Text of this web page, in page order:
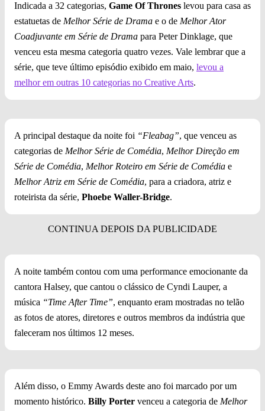
Indicada a 32 categorias, Game Of Thrones levou para casa as
estatuetas de Melhor Série de Drama e o de Melhor Ator
Coadjuvante em Série de Drama para Peter Dinklage, que
venceu esta mesma categoria quatro vezes. Vale lembrar que a
série, que teve último episódio exibido em maio, levou a
melhor em outras 10 categorias no Creative Arts.
A principal destaque da noite foi “Fleabag”, que venceu as
categorias de Melhor Série de Comédia, Melhor Direção em
Série de Comédia, Melhor Roteiro em Série de Comédia e
Melhor Atriz em Série de Comédia, para a criadora, atriz e
roteirista da série, Phoebe Waller-Bridge.
A noite também contou com uma performance emocionante da
cantora Halsey, que cantou o clássico de Cyndi Lauper, a
música “Time After Time”, enquanto eram mostradas no telão
as fotos de atores, diretores e outros membros da indústria que
faleceram nos últimos 12 meses.
Além disso, o Emmy Awards deste ano foi marcado por um
momento histórico. Billy Porter venceu a categoria de Melhor